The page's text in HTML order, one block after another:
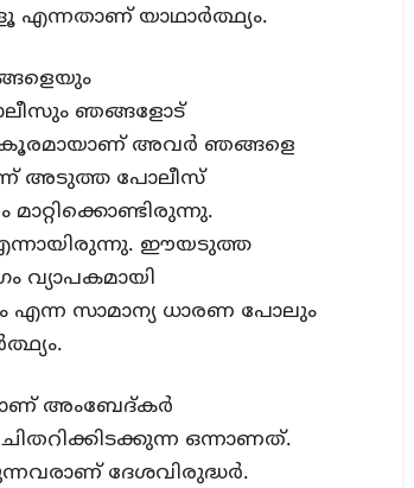
എന്നതാണ് യാഥാര്‍ത്ഥ്യം.
ഞങ്ങളോട്
ക്രൂരമായാണ് അവര്‍ ഞങ്ങളെ
അടുത്ത പോലീസ്
ഈയടുത്ത
വ്യാപകമായി
എന്ന സാമാന്യ ധാരണ പോലും
അംബേദ്കര്‍
ഒന്നാണത്.
ദേശവിരുദ്ധര്‍.